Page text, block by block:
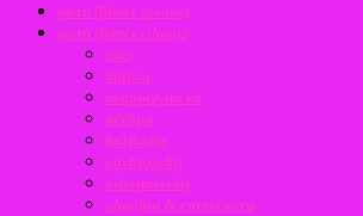
φυτά (βάσει γένους)
φυτά (βάσει είδους)
πόες
θάμνοι
αναρριχώμενα
δένδρα
βολβώδη
κονδυλώδη
ριζωματώδη
υδρόβια & επιπλέοντα